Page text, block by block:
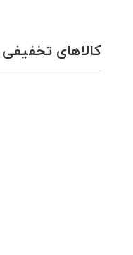
کالاهای تخفیفی